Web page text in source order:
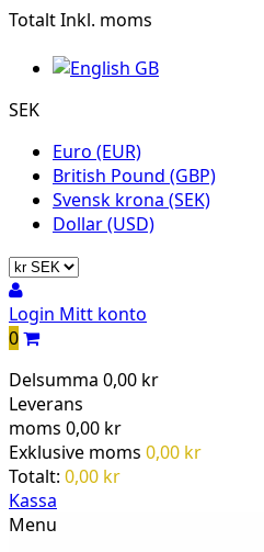
TotaltInkl. moms
SEK
Euro (EUR)
British Pound (GBP)
Svensk krona (SEK)
Dollar (USD)
Login Mitt konto
0
Delsumma 0,00 kr
Leverans
moms 0,00 kr
Exklusive moms 0,00 kr
Totalt: 0,00 kr
Kassa
Menu